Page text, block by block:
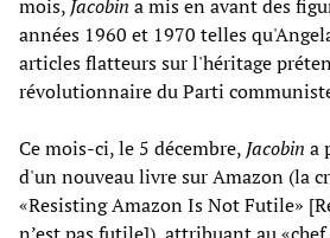
mois, Jacobin a mis en avant des
années 1960 et 1970 telles
articles flatteurs sur l'héritage
révolutionnaire du Parti
Ce mois-ci, le 5 décembre, Jacobin a
d'un nouveau livre sur Amazon (la
«Resisting Amazon Is Not Futile»